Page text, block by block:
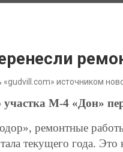
«gudvill.com» источником
М-4 «Дон»
ремонтные
текущего года.